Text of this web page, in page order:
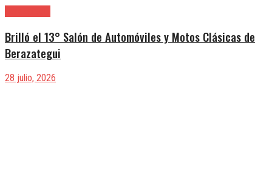
Brilló el 13° Salón de Automóviles y Motos Clásicas de
Berazategui
28 julio, 2026